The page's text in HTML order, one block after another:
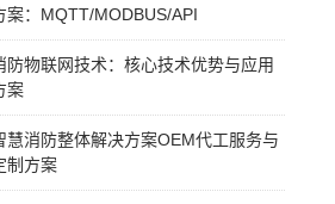
案：MQTT/MODBUS/API
防物联网技术：核心技术优势与应用
案
慧消防整体解决方案OEM代工服务与
制方案